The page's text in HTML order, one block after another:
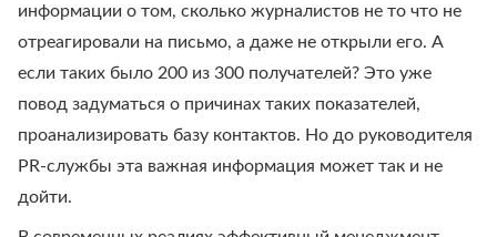
информации о том, сколько журналистов не то что не
отреагировали на письмо, а даже не открыли его. А
если таких было 200 из 300 получателей? Это уже
повод задуматься о причинах таких показателей,
проанализировать базу контактов. Но до руководителя
PR-службы эта важная информация может так и не
дойти.